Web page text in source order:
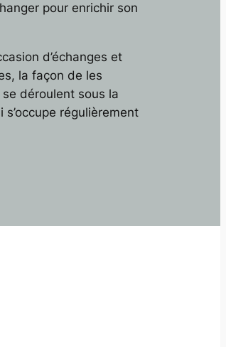
pour enrichir son
d’échanges et
la façon de les
déroulent sous la
régulièrement